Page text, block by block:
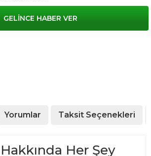
GELİNCE HABER VER
Yorumlar Taksit Seçenekleri
Her Şey